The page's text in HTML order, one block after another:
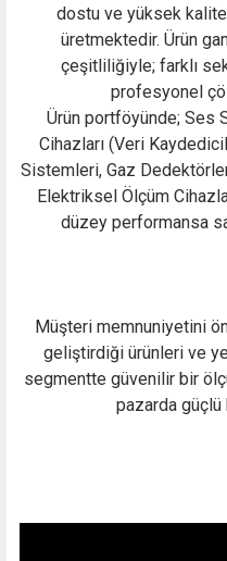
dostu ve yüksek
üretmektedir. Ürün
çeşitliliğiyle; farklı
profesyonel
Ürün portföyünde; Ses
Cihazları (Veri
Sistemleri, Gaz
Elektriksel Ölçüm
düzey performansa
Müşteri memnuniyetini
geliştirdiği ürünleri ve
segmentte güvenilir bir
pazarda güçlü